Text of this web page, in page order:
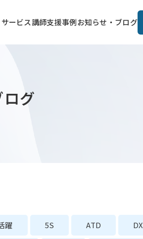
ービス講師支援事例お知らせ・ブログ
ログ
躍 5S ATD DX